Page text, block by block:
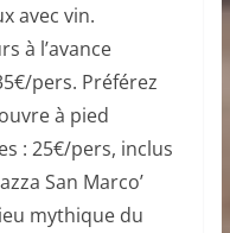
avec vin.
à l’avance
pers. Préférez
à pied
: 25€/pers, inclus
San Marco’
mythique du